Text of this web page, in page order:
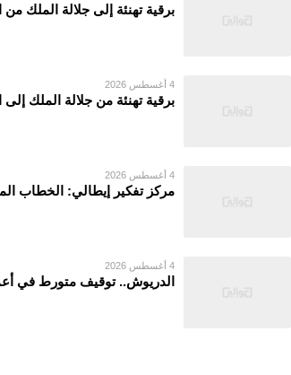
برقية تهنئة إلى جلالة الملك
4 أغسطس 2026
برقية تهنئة من جلالة الملك
4 أغسطس 2026
مركز تفكير إيطالي: الخطاب
4 أغسطس 2026
الدريوش.. توقيف متورط في